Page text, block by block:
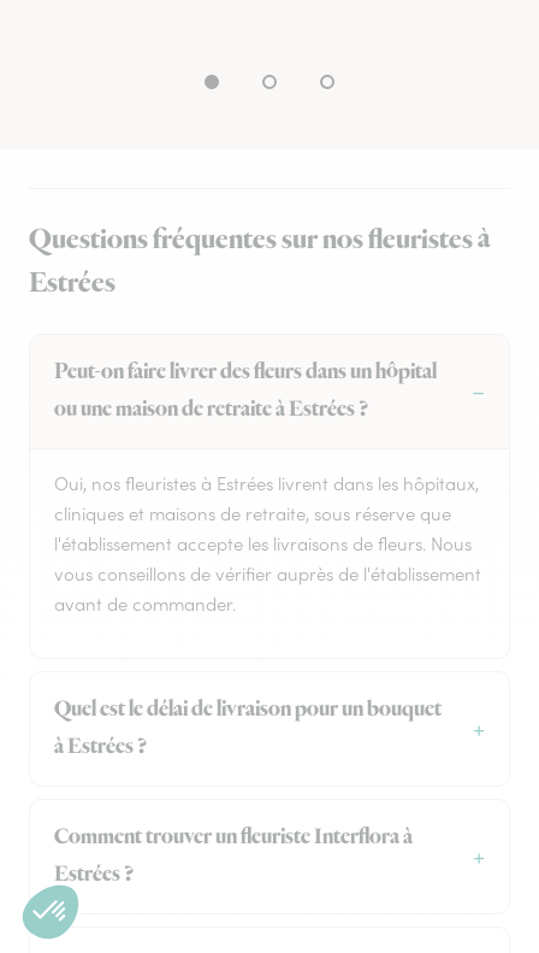
Questions fréquentes sur nos fleuristes à
Estrées
Peut-on faire livrer des fleurs dans un hôpital
ou une maison de retraite à Estrées ?
Oui, nos fleuristes à Estrées livrent dans les hôpitaux,
cliniques et maisons de retraite, sous réserve que
l'établissement accepte les livraisons de fleurs. Nous
vous conseillons de vérifier auprès de l'établissement
avant de commander.
Quel est le délai de livraison pour un bouquet
à Estrées ?
Comment trouver un fleuriste Interflora à
Estrées ?